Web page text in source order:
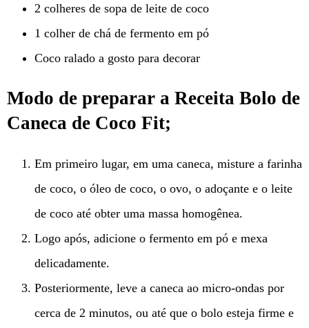
2 colheres de sopa de leite de coco
1 colher de chá de fermento em pó
Coco ralado a gosto para decorar
Modo de preparar a Receita Bolo de
Caneca de Coco Fit;
Em primeiro lugar, em uma caneca, misture a farinha
de coco, o óleo de coco, o ovo, o adoçante e o leite
de coco até obter uma massa homogênea.
Logo após, adicione o fermento em pó e mexa
delicadamente.
Posteriormente, leve a caneca ao micro-ondas por
cerca de 2 minutos, ou até que o bolo esteja firme e